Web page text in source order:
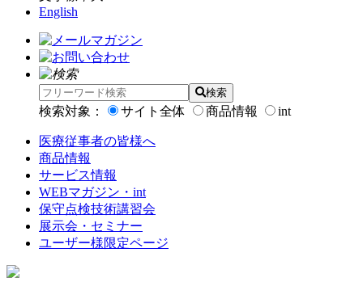
English
検索
検索対象： サイト全体 商品情報 int
医療従事者の皆様へ
商品情報
サービス情報
WEBマガジン・int
保守点検技術講習会
展示会・セミナー
ユーザー様限定ページ